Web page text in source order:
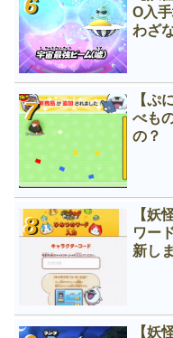
O入
わざ
【ぷ
べも
の？
【妖
ワー
新し
【妖